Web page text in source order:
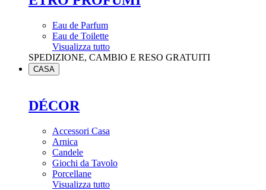
Eau de Parfum
Eau de Toilette
Visualizza tutto
SPEDIZIONE, CAMBIO E RESO GRATUITI
CASA
DÉCOR
Accessori Casa
Arnica
Candele
Giochi da Tavolo
Porcellane
Visualizza tutto